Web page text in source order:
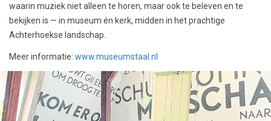
waarin muziek niet alleen te horen, maar ook te beleven en te
bekijken is — in museum én kerk, midden in het prachtige
Achterhoekse landschap.
Meer informatie: www.museumstaal.nl